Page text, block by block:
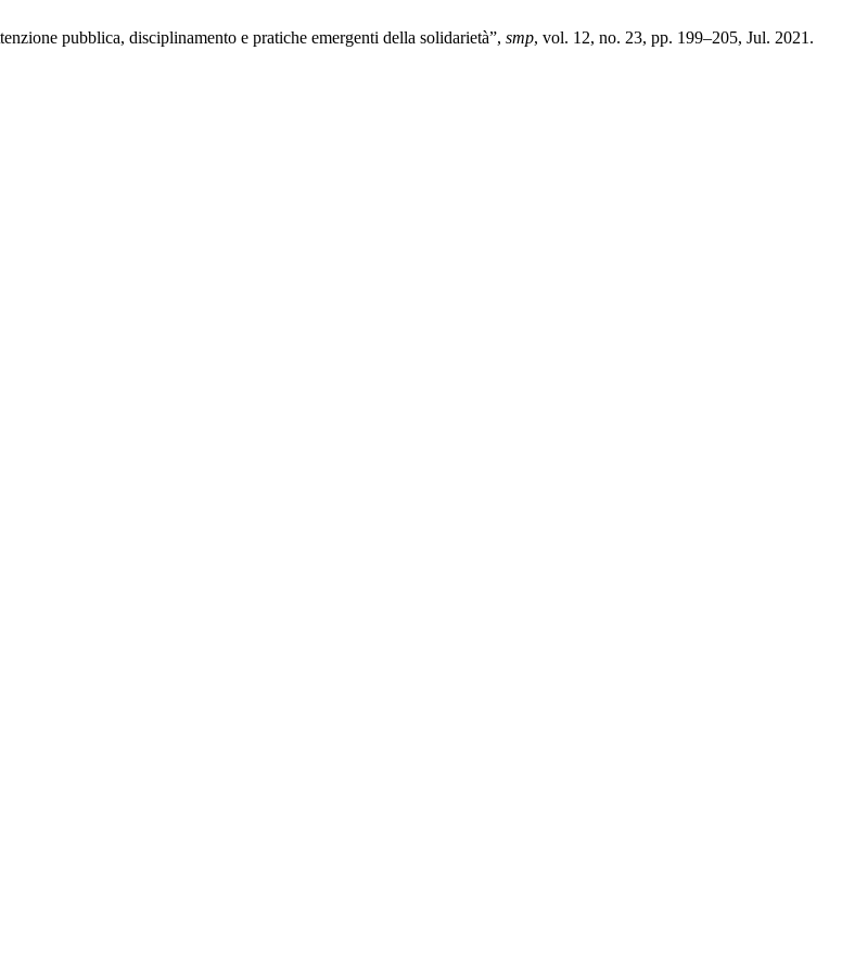
pubblica, disciplinamento e pratiche emergenti della solidarietà”, smp, vol. 12, no. 23, pp. 199–205, Jul. 2021.